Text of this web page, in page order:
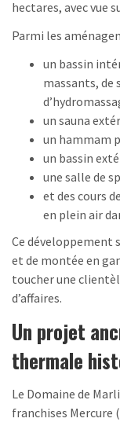
hectares, avec vue
Parmi les
un bassin
massants, de
un sauna
un hammam
un bassin
une salle de
et des cours
en plein air
Ce développement
et de montée en
toucher une
d’affaires.
Un projet
thermale
Le Domaine de
franchises Mercure